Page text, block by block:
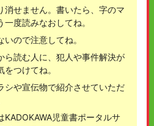
消せません。書いたら、字のマ
度読みなおしてね。
ので注意してね。
ら読む人に、犯人や事件解決が
つけてね。
シや宣伝物で紹介させていただ
KADOKAWA児童書ポータルサ